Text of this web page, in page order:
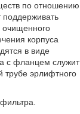
по отношению
поддерживать
очищенного
корпуса
в виде
с фланцем служит
трубе эрлифтного